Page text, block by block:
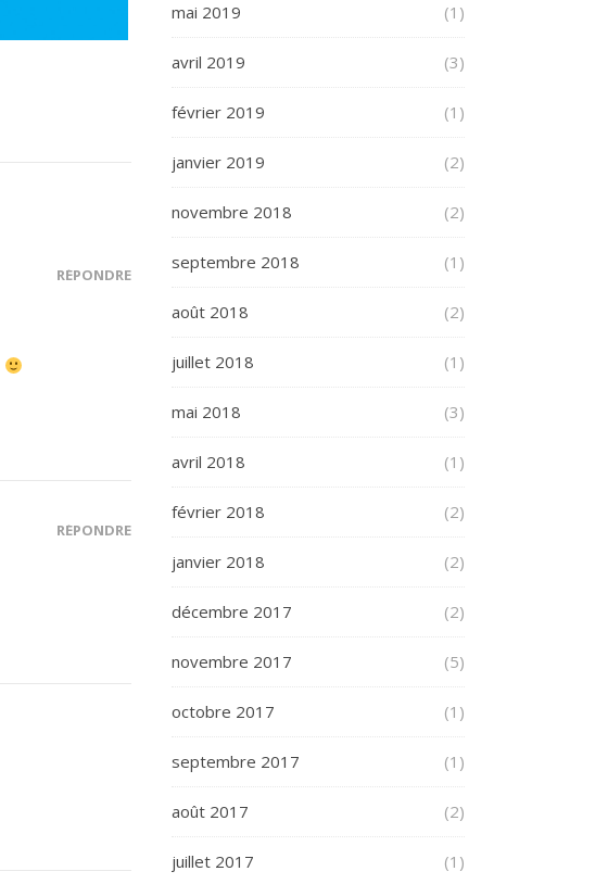
RÉPONDRE
RÉPONDRE
mai 2019 (1)
avril 2019 (3)
février 2019 (1)
janvier 2019 (2)
novembre 2018 (2)
septembre 2018 (1)
août 2018 (2)
juillet 2018 (1)
mai 2018 (3)
avril 2018 (1)
février 2018 (2)
janvier 2018 (2)
décembre 2017 (2)
novembre 2017 (5)
octobre 2017 (1)
septembre 2017 (1)
août 2017 (2)
juillet 2017 (1)